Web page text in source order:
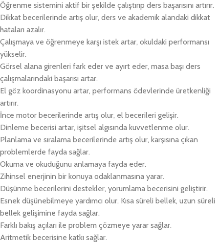
Öğrenme sistemini aktif bir şekilde çalıştırıp ders başarısını artırır.
Dikkat becerilerinde artış olur, ders ve akademik alandaki dikkat
hataları azalır.
Çalışmaya ve öğrenmeye karşı istek artar, okuldaki performansı
yükselir.
Görsel alana girenleri fark eder ve ayırt eder, masa başı ders
çalışmalarındaki başarısı artar.
El göz koordinasyonu artar, performans ödevlerinde üretkenliği
artırır.
İnce motor becerilerinde artış olur, el becerileri gelişir.
Dinleme becerisi artar, işitsel algısında kuvvetlenme olur.
Planlama ve sıralama becerilerinde artış olur, karşısına çıkan
problemlerde fayda sağlar.
Okuma ve okuduğunu anlamaya fayda eder.
Zihinsel enerjinin bir konuya odaklanmasına yarar.
Düşünme becerilerini destekler, yorumlama becerisini geliştirir.
Esnek düşünebilmeye yardımcı olur. Kısa süreli bellek, uzun süreli
bellek gelişimine fayda sağlar.
Farklı bakış açıları ile problem çözmeye yarar sağlar.
Aritmetik becerisine katkı sağlar.